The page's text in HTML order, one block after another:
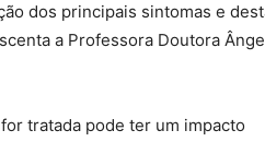
dos principais sintomas e
a Professora Doutora
tratada pode ter um impacto